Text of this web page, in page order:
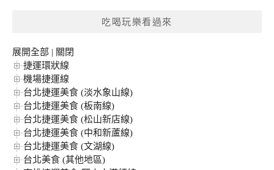
吃喝玩樂看過來
展開全部 | 關閉
捷運環狀線
機場捷運線
台北捷運美食 (淡水象山線)
台北捷運美食 (板南線)
台北捷運美食 (松山新店線)
台北捷運美食 (中和新蘆線)
台北捷運美食 (文湖線)
台北美食 (其他地區)